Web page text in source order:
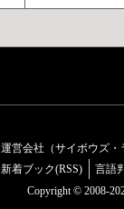
運営会社（サイボウズ・
新着ブック(RSS)
言語
Copyright © 2008-